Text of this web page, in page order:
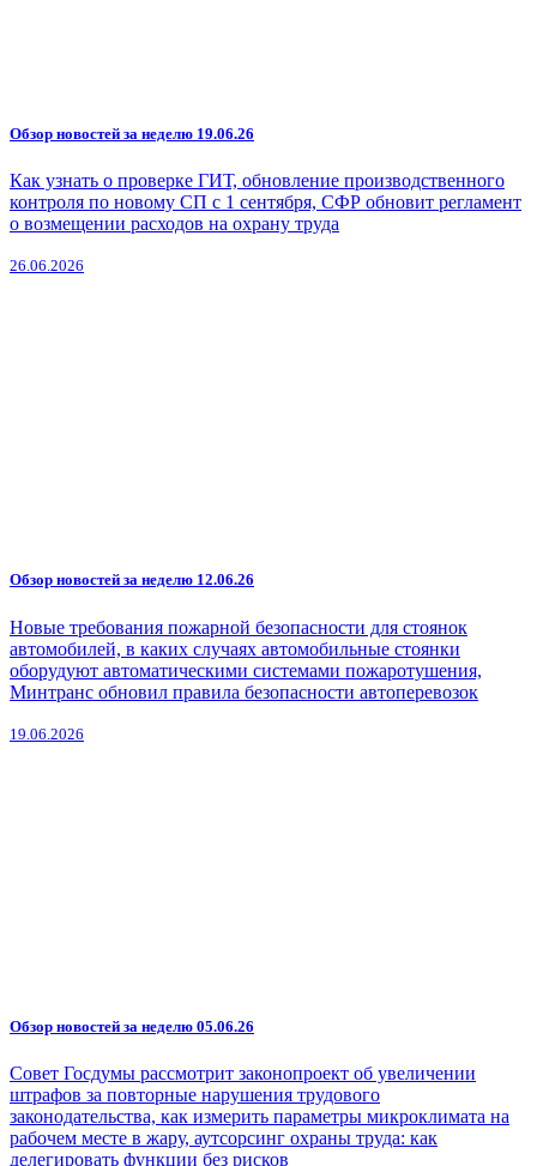
Обзор новостей за неделю 19.06.26
Как узнать о проверке ГИТ, обновление производственного
контроля по новому СП с 1 сентября, СФР обновит регламент
о возмещении расходов на охрану труда
26.06.2026
Обзор новостей за неделю 12.06.26
Новые требования пожарной безопасности для стоянок
автомобилей, в каких случаях автомобильные стоянки
оборудуют автоматическими системами пожаротушения,
Минтранс обновил правила безопасности автоперевозок
19.06.2026
Обзор новостей за неделю 05.06.26
Совет Госдумы рассмотрит законопроект об увеличении
штрафов за повторные нарушения трудового
законодательства, как измерить параметры микроклимата на
рабочем месте в жару, аутсорсинг охраны труда: как
делегировать функции без рисков